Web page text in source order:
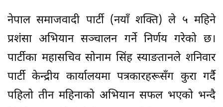
नेपाल समाजवादी पार्टी (नयाँ शक्ति) ले ५ महिने
प्रशंसा अभियान सञ्चालन गर्ने निर्णय गरेको छ।
पार्टीका महासचिव सोनाम सिंह स्याङतानले शनिवार
पार्टी केन्द्रीय कार्यालयमा पत्रकारहरूसँग कुरा गर्दै
पहिलो तीन महिनाको अभियान सफल भएको भन्दै